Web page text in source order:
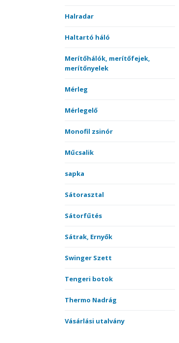
Halradar
Haltartó háló
Merítőhálók, merítőfejek,
merítőnyelek
Mérleg
Mérlegelő
Monofil zsinór
Műcsalik
sapka
Sátorasztal
Sátorfűtés
Sátrak, Ernyők
Swinger Szett
Tengeri botok
Thermo Nadrág
Vásárlási utalvány